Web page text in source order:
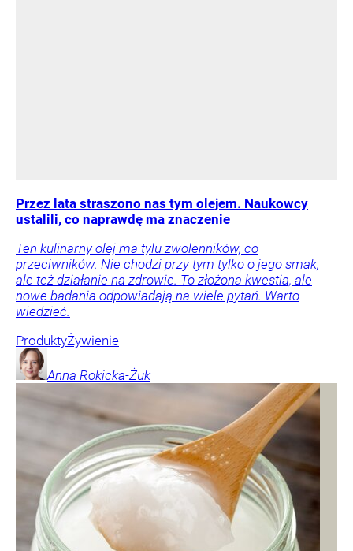
Przez lata straszono nas tym olejem. Naukowcy
ustalili, co naprawdę ma znaczenie
Ten kulinarny olej ma tylu zwolenników, co
przeciwników. Nie chodzi przy tym tylko o jego smak,
ale też działanie na zdrowie. To złożona kwestia, ale
nowe badania odpowiadają na wiele pytań. Warto
wiedzieć.
ProduktyŻywienie
Anna Rokicka-Żuk